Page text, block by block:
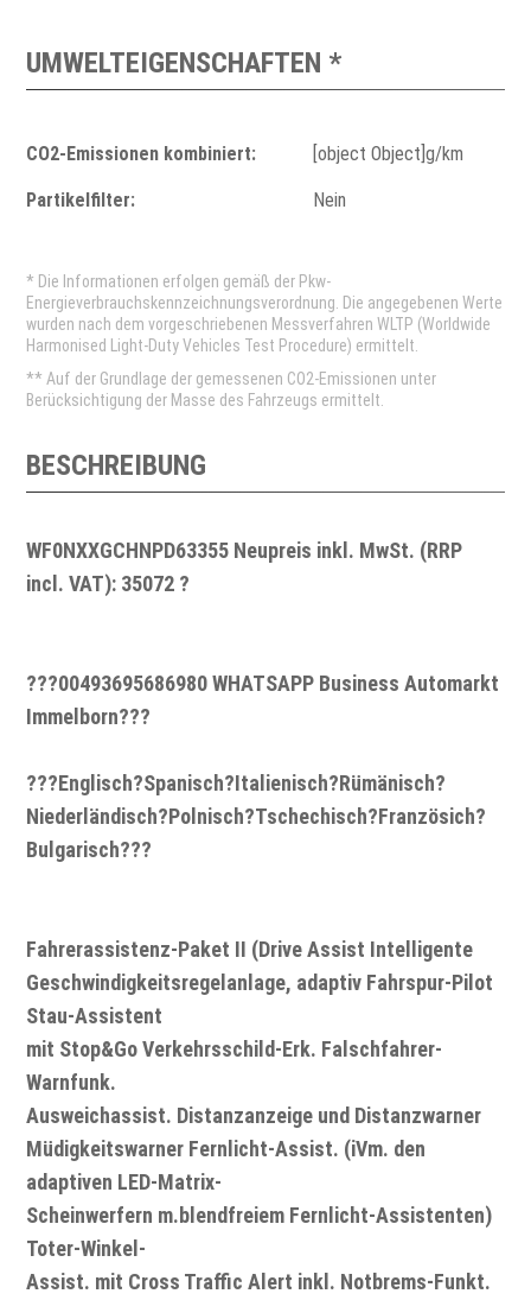
UMWELTEIGENSCHAFTEN *
CO2-Emissionen kombiniert: [object Object]g/km
Partikelfilter: Nein
* Die Informationen erfolgen gemäß der Pkw-
Energieverbrauchskennzeichnungsverordnung. Die angegebenen Werte
wurden nach dem vorgeschriebenen Messverfahren WLTP (Worldwide
Harmonised Light-Duty Vehicles Test Procedure) ermittelt.
** Auf der Grundlage der gemessenen CO2-Emissionen unter
Berücksichtigung der Masse des Fahrzeugs ermittelt.
BESCHREIBUNG
WF0NXXGCHNPD63355 Neupreis inkl. MwSt. (RRP
incl. VAT): 35072 ?
???00493695686980 WHATSAPP Business Automarkt
Immelborn???
???Englisch?Spanisch?Italienisch?Rümänisch?
Niederländisch?Polnisch?Tschechisch?Französich?
Bulgarisch???
Fahrerassistenz-Paket II (Drive Assist Intelligente
Geschwindigkeitsregelanlage, adaptiv Fahrspur-Pilot
Stau-Assistent
mit Stop&Go Verkehrsschild-Erk. Falschfahrer-
Warnfunk.
Ausweichassist. Distanzanzeige und Distanzwarner
Müdigkeitswarner Fernlicht-Assist. (iVm. den
adaptiven LED-Matrix-
Scheinwerfern m.blendfreiem Fernlicht-Assistenten)
Toter-Winkel-
Assist. mit Cross Traffic Alert inkl. Notbrems-Funkt.